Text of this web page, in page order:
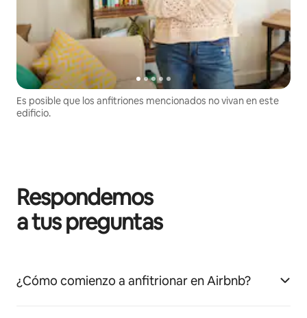
Es posible que los anfitriones mencionados no vivan en este
edificio.
Respondemos
a tus preguntas
¿Cómo comienzo a anfitrionar en Airbnb?